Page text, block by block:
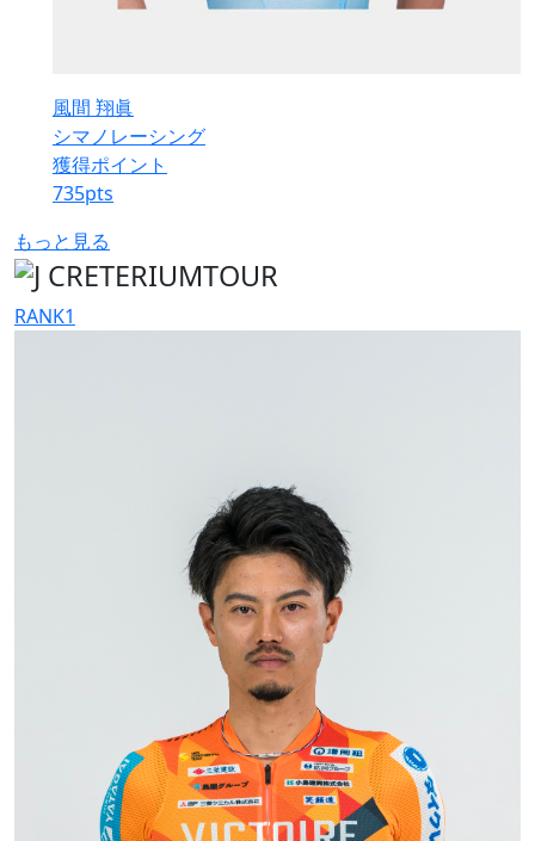
風間 翔眞
シマノレーシング
獲得ポイント
735pts
もっと見る
RANK1